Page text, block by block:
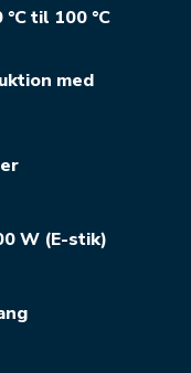
til 100 °C
med
W (E-stik)